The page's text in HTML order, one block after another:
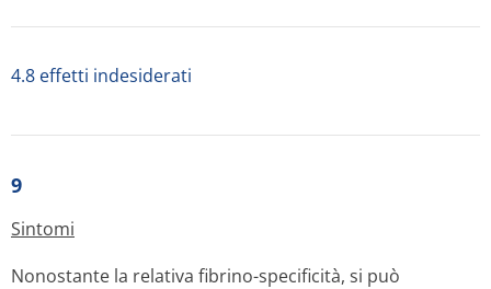
4.8 effetti indesiderati
9
Sintomi
Nonostante la relativa fibrino-specificità, si può